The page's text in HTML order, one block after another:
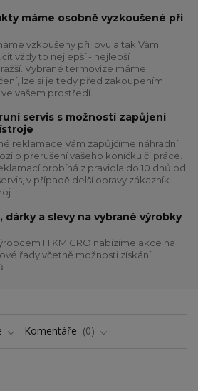
máme osobně vyzkoušené při
vzkoušený při lovu a tak Vám
vždy to nejlepší - nejlepší
Vybrané termovize máme
lze si je tedy před zakoupením
vašem prostředí.
servis s možností zapůjení
reklamace Vám zapůjčíme náhradní
přerušení vašeho koníčku či práce.
probíhá z pravidla do 10 dnů od
v případě delší opravy zákazník
dárky a slevy na vybrané výrobky
HIKMICRO nabízíme akce na
řady včetně možnosti získání
Komentáře 0